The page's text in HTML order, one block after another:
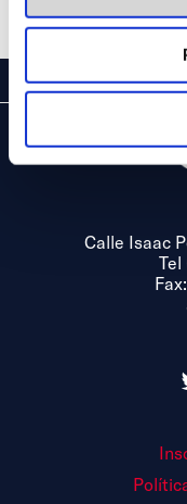
Calle Isaac
Tel